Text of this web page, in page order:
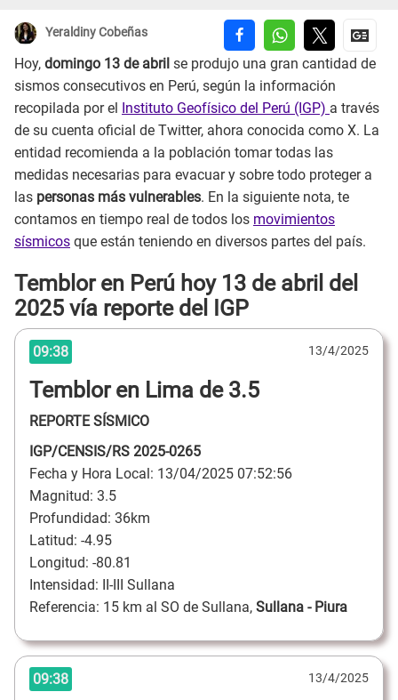
Yeraldiny Cobeñas
Hoy, domingo 13 de abril se produjo una gran cantidad de
sismos consecutivos en Perú, según la información
recopilada por el
Instituto Geofísico del Perú (IGP) a través
de su cuenta oficial de Twitter, ahora conocida como X. La
entidad recomienda a la población tomar todas las
medidas necesarias para evacuar y sobre todo proteger a
las personas más vulnerables. En la siguiente nota, te
contamos en tiempo real de todos los movimientos
sísmicos que están teniendo en diversos partes del país.
Temblor en Perú hoy 13 de abril del
2025 vía reporte del IGP
09:38 13/4/2025
Temblor en Lima de 3.5
REPORTE SÍSMICO
IGP/CENSIS/RS 2025-0265
Fecha y Hora Local: 13/04/2025 07:52:56
Magnitud: 3.5
Profundidad: 36km
Latitud: -4.95
Longitud: -80.81
Intensidad: II-III Sullana
Referencia: 15 km al SO de Sullana, Sullana - Piura
09:38 13/4/2025